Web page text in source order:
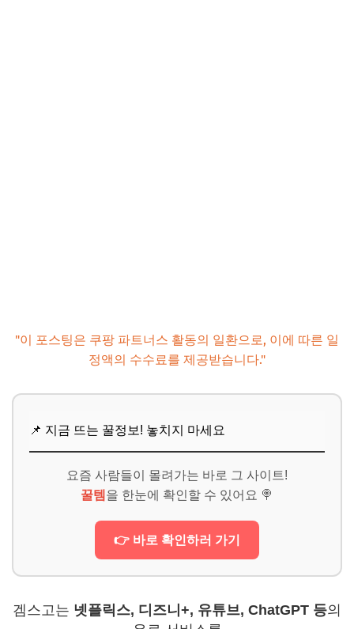
"이 포스팅은 쿠팡 파트너스 활동의 일환으로, 이에 따른 일
정액의 수수료를 제공받습니다."
📌 지금 뜨는 꿀정보! 놓치지 마세요
요즘 사람들이 몰려가는 바로 그 사이트!
꿀템 을 한눈에 확인할 수 있어요 🍭
👉 바로 확인하러 가기
겜스고는 넷플릭스, 디즈니+, 유튜브, ChatGPT 등의